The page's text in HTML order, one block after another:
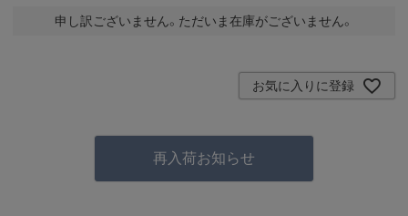
申し訳ございません。ただいま在庫がございません。
お気に入りに登録
再入荷お知らせ